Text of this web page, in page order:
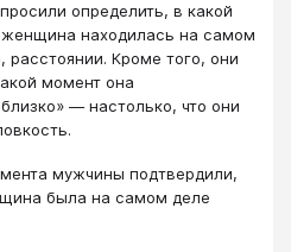
определить, в какой
находилась на самом
Кроме того, они
момент она
— настолько, что они
мужчины подтвердили,
была на самом деле